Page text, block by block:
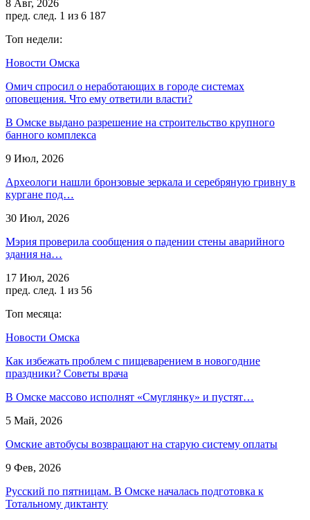
8 Авг, 2026
пред. след. 1 из 6 187
Топ недели:
Новости Омска
Омич спросил о неработающих в городе системах
оповещения. Что ему ответили власти?
В Омске выдано разрешение на строительство крупного
банного комплекса
9 Июл, 2026
Археологи нашли бронзовые зеркала и серебряную гривну в
кургане под…
30 Июл, 2026
Мэрия проверила сообщения о падении стены аварийного
здания на…
17 Июл, 2026
пред. след. 1 из 56
Топ месяца:
Новости Омска
Как избежать проблем с пищеварением в новогодние
праздники? Советы врача
В Омске массово исполнят «Смуглянку» и пустят…
5 Май, 2026
Омские автобусы возвращают на старую систему оплаты
9 Фев, 2026
Русский по пятницам. В Омске началась подготовка к
Тотальному диктанту